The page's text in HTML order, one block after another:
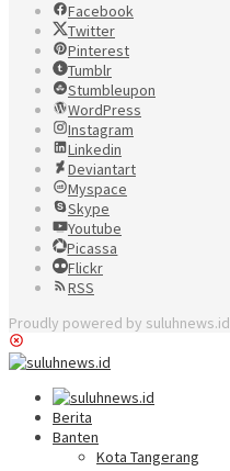
Facebook
Twitter
Pinterest
Tumblr
Stumbleupon
WordPress
Instagram
Linkedin
Deviantart
Myspace
Skype
Youtube
Picassa
Flickr
RSS
Proudly powered by suluhnews.id
Berita
Banten
Kota Tangerang